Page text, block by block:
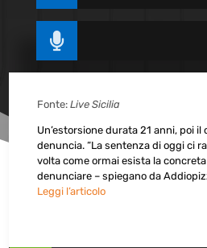

Fonte:Live Sicilia
Un’estorsione durata 21 anni, poi il
denuncia. “La sentenza di oggi ci
volta come ormai esista la
denunciare – spiegano da
Leggi l’articolo